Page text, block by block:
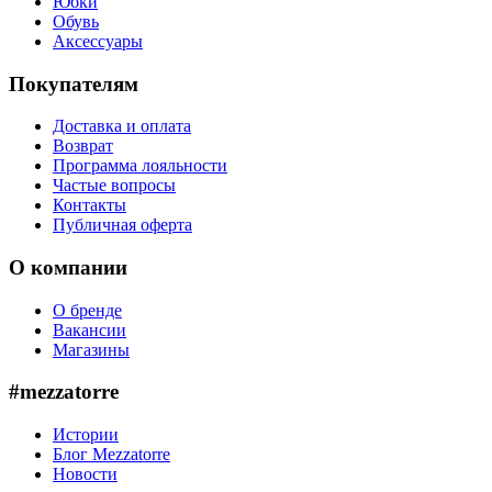
Обувь
Аксессуары
Покупателям
Доставка и оплата
Возврат
Программа лояльности
Частые вопросы
Контакты
Публичная оферта
О компании
О бренде
Вакансии
Магазины
#mezzatorre
Истории
Блог Mezzatorre
Новости